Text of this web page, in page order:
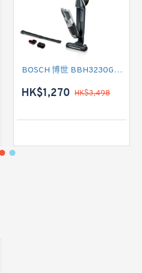
BOSCH 博世 BBH3230GB 無線吸塵機
HK$1,270 HK$3,498